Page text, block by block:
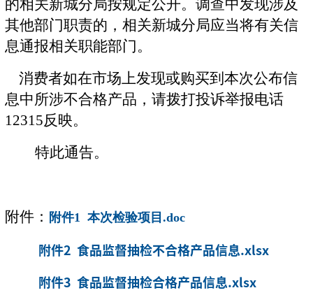
的相关新城分局按规定公开。调查中发现涉及
其他部门职责的，相关新城分局应当将有关信
息通报相关职能部门。
消费者如在市场上发现或购买到本次公布信
息中所涉不合格产品，请拨打投诉举报电话
12315反映。
特此通告。
附件： 附件1 本次检验项目.doc
附件2 食品监督抽检不合格产品信息.xlsx
附件3 食品监督抽检合格产品信息.xlsx